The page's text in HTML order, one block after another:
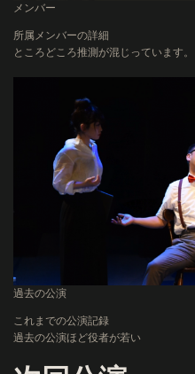
メンバー
所属メンバーの詳細
ところどころ推測が混じっています。
過去の公演
これまでの公演記録
過去の公演ほど役者が若い